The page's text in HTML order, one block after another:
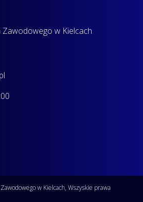
Zawodowego w Kielcach
w Kielcach, Wszyskie prawa